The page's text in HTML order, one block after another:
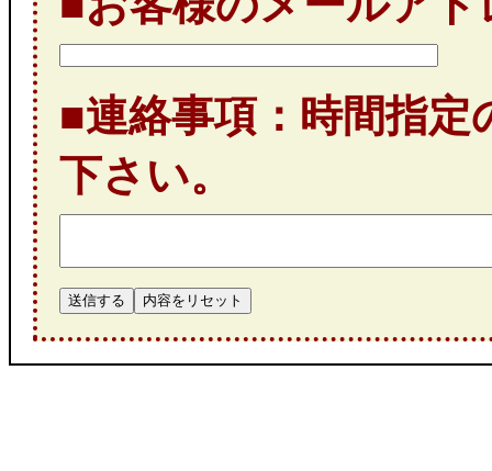
■連絡事項： 時間指定
下さい。
送信する 内容をリセット